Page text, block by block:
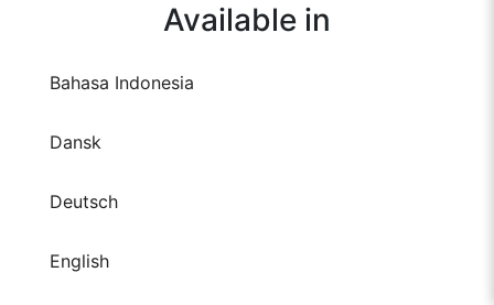
Available in
Bahasa Indonesia
Dansk
Deutsch
English